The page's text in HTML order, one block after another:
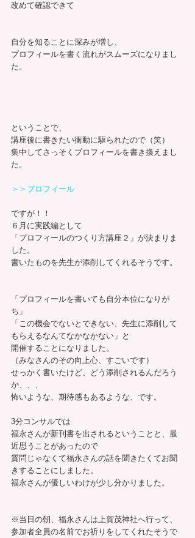
改めて確認できて
自分を知ることに深みが増し、
プロフィールを書く流れがスムーズになりまし
た。
ということで、
講座後に書きたい衝動に駆られたので（笑）
集中してさっそくプロフィールを書き換えまし
た。
＞＞プロフィール
ですが！！
６月に実践編として
「プロフィールのつくり方講座２」が決まりま
した。
書いたものを先生が添削してくれるそうです。
「プロフィールを書いても自分本位になりが
ち」
「この機会でないとできない、先生に添削して
もらえるなんてなかなかない」と
開催することになりました。
（みなさんのその向上心、すごいです）
せっかく書いたけど、どう添削されるんだろう
か、、、
怖いような、期待感もあるような、です。
3分コンサルでは
福永さんが新刊書を出されるということと、最
近思うことがあったので
質問じゃなくて福永さんの話を聞きたくてお聞
きすることにしました。
福永さんが優しいわけが少し分かりました。
※当日の朝、福永さんは上賀茂神社へ行って、
参加者全員の名前でお祈りをしてくれたそうで